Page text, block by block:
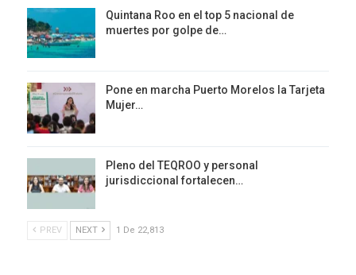
Quintana Roo en el top 5 nacional de
muertes por golpe de…
Pone en marcha Puerto Morelos la Tarjeta
Mujer…
Pleno del TEQROO y personal
jurisdiccional fortalecen…
PREV NEXT 1 De 22,813